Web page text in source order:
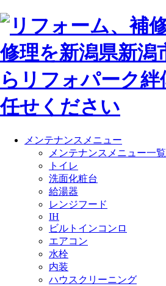
メンテナンスメニュー
メンテナンスメニュー一覧
トイレ
洗面化粧台
給湯器
レンジフード
IH
ビルトインコンロ
エアコン
水栓
内装
ハウスクリーニング